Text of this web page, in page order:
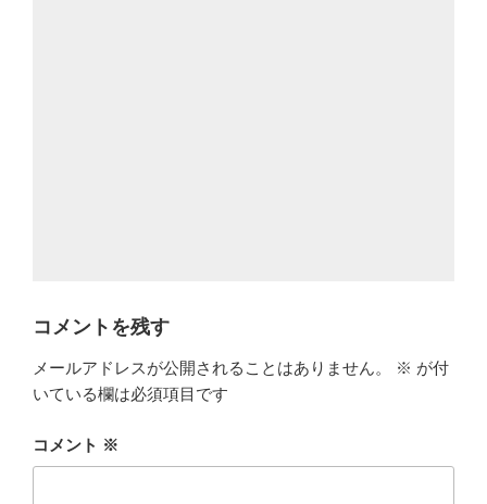
コメントを残す
メールアドレスが公開されることはありません。 ※ が付
いている欄は必須項目です
コメント ※